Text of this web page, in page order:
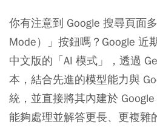
你有注意到 Google 搜尋頁面
Mode）
」按鈕嗎？Google 近
中文版的「AI 模式」，透過
本，結合先進的模型能力與
統，並直接將其內建於
能夠處理並解答更長、更複雜